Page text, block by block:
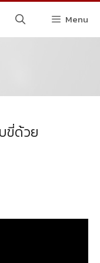
Menu
ขี่ด้วย